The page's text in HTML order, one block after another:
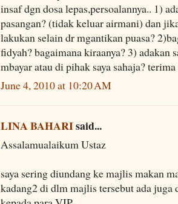
insaf dgn dosa lepas,persoalannya.. 1)
pasangan? (tidak keluar airmani) dan
lakukan selain dr mgantikan puasa?
fidyah? bagaimana kiraanya? 3) adakan
mbayar atau di pihak saya sahaja?
June 4, 2010 at 10:20 AM
LINA BAHARIsaid...
Assalamualaikum Ustaz
saya sering diundang ke majlis makan
kadang2 di dlm majlis tersebut ada